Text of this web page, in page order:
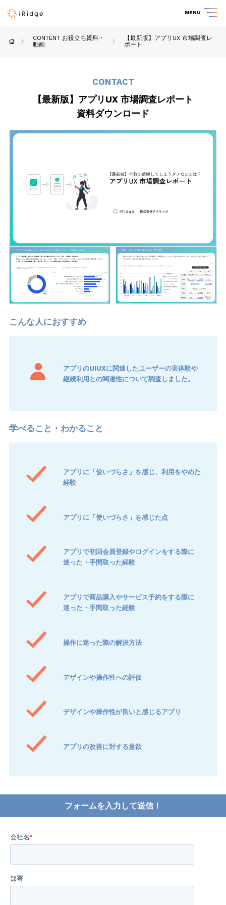
MENU
CONTENT お役立ち資料・
動画
【最新版】アプリUX 市場調査レ
ポート
CONTACT
【最新版】アプリUX 市場調査レポート
資料ダウンロード
アプリのUIUXに関連したユーザーの実体験や
継続利用との関連性について調査しました。
アプリに「使いづらさ」を感じ、利用をやめた
経験
アプリに「使いづらさ」を感じた点
アプリで初回会員登録やログインをする際に
迷った・手間取った経験
アプリで商品購入やサービス予約をする際に
迷った・手間取った経験
操作に迷った際の解決方法
デザインや操作性への評価
デザインや操作性が良いと感じるアプリ
アプリの改善に対する意欲